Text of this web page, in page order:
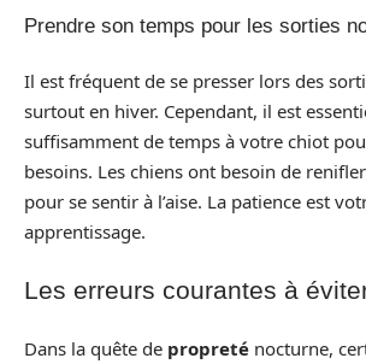
Prendre son temps pour les sorties
Il est fréquent de se presser lors des
surtout en hiver. Cependant, il est
suffisamment de temps à votre chiot
besoins. Les chiens ont besoin de
pour se sentir à l’aise. La patience est
apprentissage.
Les erreurs courantes à
Dans la quête de propreté nocturne,